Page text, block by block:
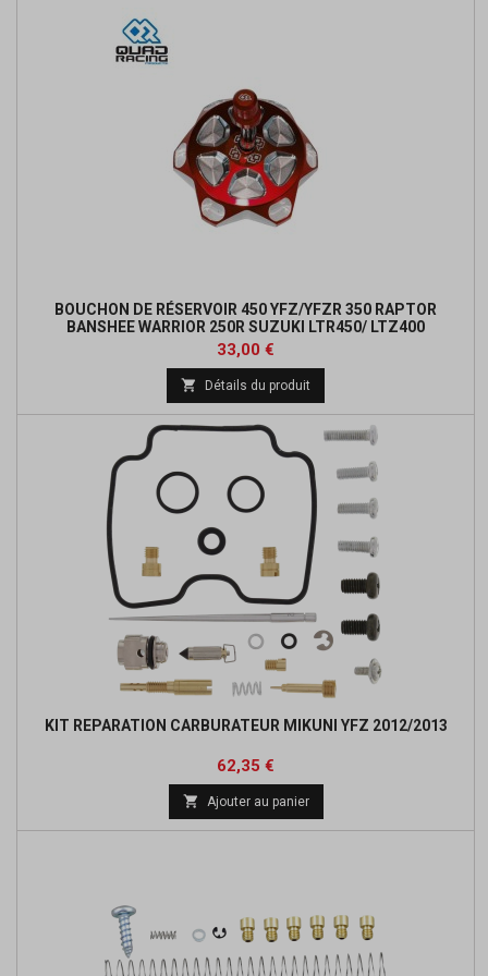
BOUCHON DE RÉSERVOIR 450 YFZ/YFZR 350 RAPTOR
BANSHEE WARRIOR 250R SUZUKI LTR450/ LTZ400
Prix
33,00 €
 Détails du produit
KIT REPARATION CARBURATEUR MIKUNI YFZ 2012/2013
Prix
62,35 €
base
 Ajouter au panier